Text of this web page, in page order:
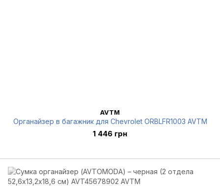
AVTM
Органайзер в багажник для Chevrolet ORBLFR1003 AVTM
1 446 грн